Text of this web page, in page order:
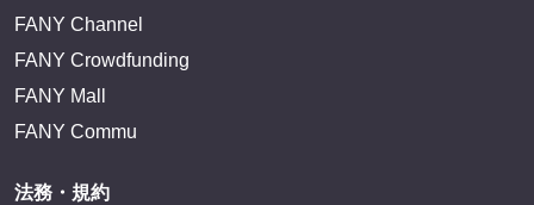
FANY Channel
FANY Crowdfunding
FANY Mall
FANY Commu
法務・規約